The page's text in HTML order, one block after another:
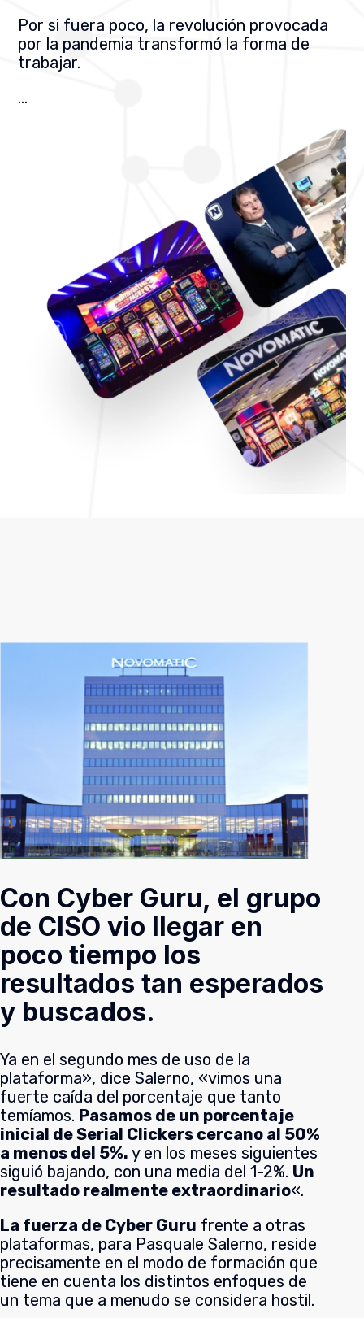
Por si fuera poco, la revolución provocada
por la pandemia transformó la forma de
trabajar.
…
Con Cyber Guru, el grupo
de CISO vio llegar en
poco tiempo los
resultados tan esperados
y buscados.
Ya en el segundo mes de uso de la
plataforma», dice Salerno, «vimos una
fuerte caída del porcentaje que tanto
temíamos. Pasamos de un porcentaje
inicial de Serial Clickers cercano al 50%
a menos del 5%. y en los meses siguientes
siguió bajando, con una media del 1-2%. Un
resultado realmente extraordinario«.
La fuerza de Cyber Guru frente a otras
plataformas, para Pasquale Salerno, reside
precisamente en el modo de formación que
tiene en cuenta los distintos enfoques de
un tema que a menudo se considera hostil.